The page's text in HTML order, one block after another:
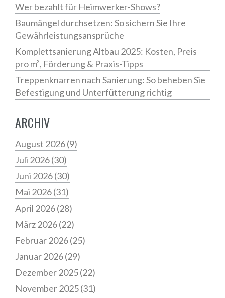
Wer bezahlt für Heimwerker-Shows?
Baumängel durchsetzen: So sichern Sie Ihre
Gewährleistungsansprüche
Komplettsanierung Altbau 2025: Kosten, Preis
pro m², Förderung & Praxis-Tipps
Treppenknarren nach Sanierung: So beheben Sie
Befestigung und Unterfütterung richtig
ARCHIV
August 2026(9)
Juli 2026(30)
Juni 2026(30)
Mai 2026(31)
April 2026(28)
März 2026(22)
Februar 2026(25)
Januar 2026(29)
Dezember 2025(22)
November 2025(31)